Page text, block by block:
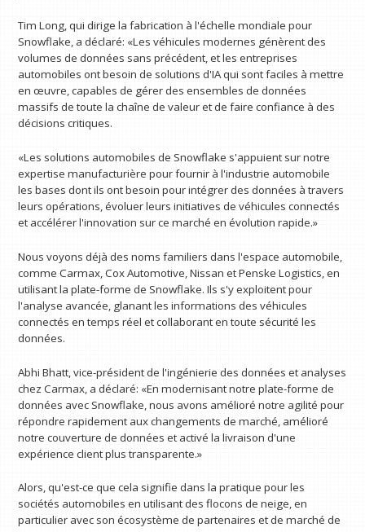
Tim Long, qui dirige la fabrication à l'échelle mondiale pour
Snowflake, a déclaré: «Les véhicules modernes génèrent des
volumes de données sans précédent, et les entreprises
automobiles ont besoin de solutions d'IA qui sont faciles à mettre
en œuvre, capables de gérer des ensembles de données
massifs de toute la chaîne de valeur et de faire confiance à des
décisions critiques.
«Les solutions automobiles de Snowflake s'appuient sur notre
expertise manufacturière pour fournir à l'industrie automobile
les bases dont ils ont besoin pour intégrer des données à travers
leurs opérations, évoluer leurs initiatives de véhicules connectés
et accélérer l'innovation sur ce marché en évolution rapide.»
Nous voyons déjà des noms familiers dans l'espace automobile,
comme Carmax, Cox Automotive, Nissan et Penske Logistics, en
utilisant la plate-forme de Snowflake. Ils s'y exploitent pour
l'analyse avancée, glanant les informations des véhicules
connectés en temps réel et collaborant en toute sécurité les
données.
Abhi Bhatt, vice-président de l'ingénierie des données et analyses
chez Carmax, a déclaré: «En modernisant notre plate-forme de
données avec Snowflake, nous avons amélioré notre agilité pour
répondre rapidement aux changements de marché, amélioré
notre couverture de données et activé la livraison d'une
expérience client plus transparente.»
Alors, qu'est-ce que cela signifie dans la pratique pour les
sociétés automobiles en utilisant des flocons de neige, en
particulier avec son écosystème de partenaires et de marché de